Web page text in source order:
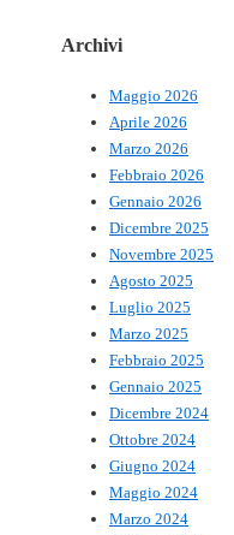
Archivi
Maggio 2026
Aprile 2026
Marzo 2026
Febbraio 2026
Gennaio 2026
Dicembre 2025
Novembre 2025
Agosto 2025
Luglio 2025
Marzo 2025
Febbraio 2025
Gennaio 2025
Dicembre 2024
Ottobre 2024
Giugno 2024
Maggio 2024
Marzo 2024